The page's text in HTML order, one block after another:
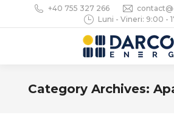
+40 755 327 266
Luni - Vineri: 9:00 -
Category Archives: